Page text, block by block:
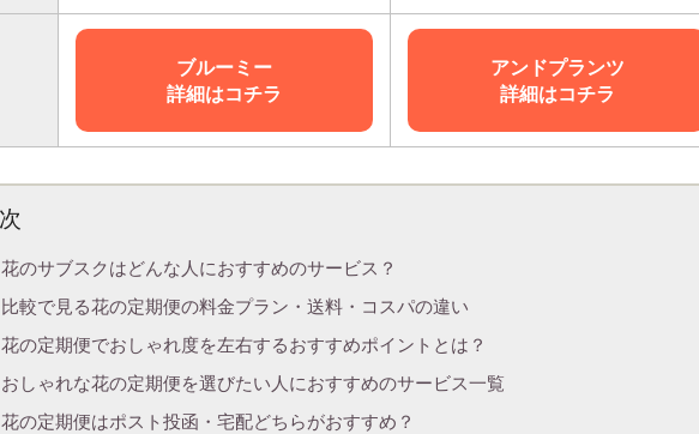
ブルーミー
詳細はコチラ
アンドプランツ
詳細はコチラ
花のサブスクはどんな人におすすめのサービス？
比較で見る花の定期便の料金プラン・送料・コスパの違い
花の定期便でおしゃれ度を左右するおすすめポイントとは？
おしゃれな花の定期便を選びたい人におすすめのサービス一覧
花の定期便はポスト投函・宅配どちらがおすすめ？